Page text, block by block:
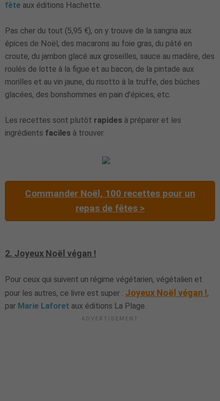
fête aux éditions Hachette.
Pas cher du tout (5,95 €), on y trouve de la sangria aux
épices de Noël, des macarons au foie gras, du pâté en
croute, du jambon glacé aux groseilles, sauce au madère, des
roulés de lotte à la figue et au bacon, de la pintade aux
morilles et au vin jaune, du risotto à la truffe, des bûches
glacées, des bonshommes en pain d'épices, etc.
Les recettes sont plutôt rapides à préparer et les
ingrédients faciles à trouver.
Commander Noël, 100 recettes pour un
repas de fêtes >
2. Joyeux Noël végan !
Pour ceux qui suivent un régime végétarien, végétalien et
pour les autres, ce livre est super : Joyeux Noël végan !,
par Marie Laforet aux éditions La Plage.